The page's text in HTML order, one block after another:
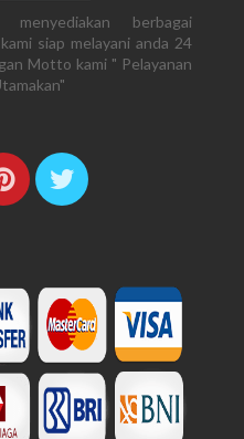
berbagai
siap melayani anda 24
Motto kami " Pelayanan